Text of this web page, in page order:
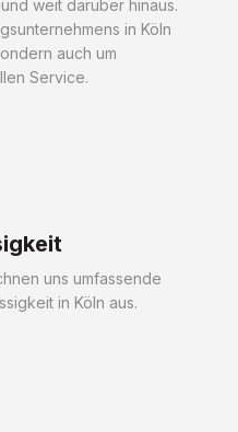
weit darüber hinaus.
in Köln
auch um
Service.
uns umfassende
in Köln aus.